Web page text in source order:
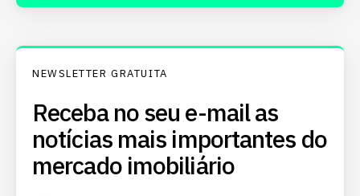
NEWSLETTER GRATUITA
Receba no seu e-mail as
notícias mais importantes do
mercado imobiliário